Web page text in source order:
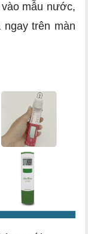
mẫu nước,
trên màn